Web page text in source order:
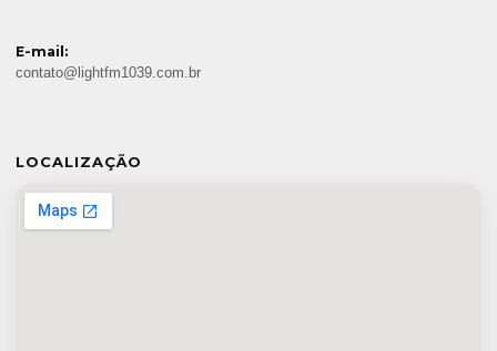
E-mail:
contato@lightfm1039.com.br
LOCALIZAÇÃO